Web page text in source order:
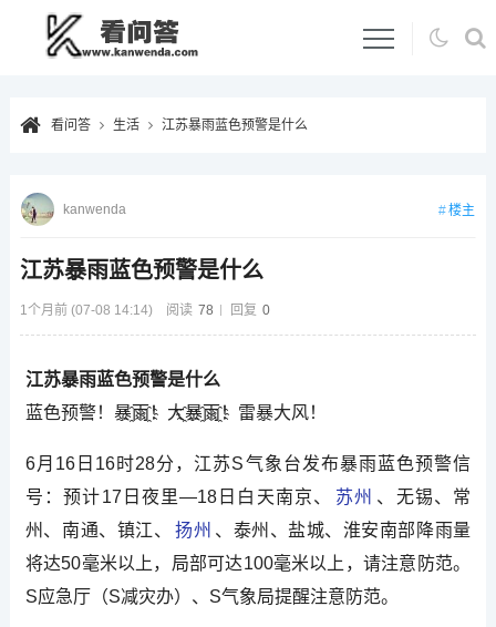
看问答 生活 江苏暴雨蓝色预警是什么
江苏暴雨蓝色预警是什么
1个月前 (07-08 14:14) 阅读 78 回复 0
kanwenda 楼主
江苏暴雨蓝色预警是什么
蓝色预警！暴҈雨҈！大҈暴҈雨҈！雷暴大风！
6月16日16时28分，江苏S气象台发布暴雨蓝色预警信
号：预计17日夜里—18日白天南京、
苏州 、无锡、常
州、南通、镇江、
扬州 、泰州、盐城、淮安南部降雨量
将达50毫米以上，局部可达100毫米以上，请注意防范。
S应急厅（S减灾办）、S气象局提醒注意防范。